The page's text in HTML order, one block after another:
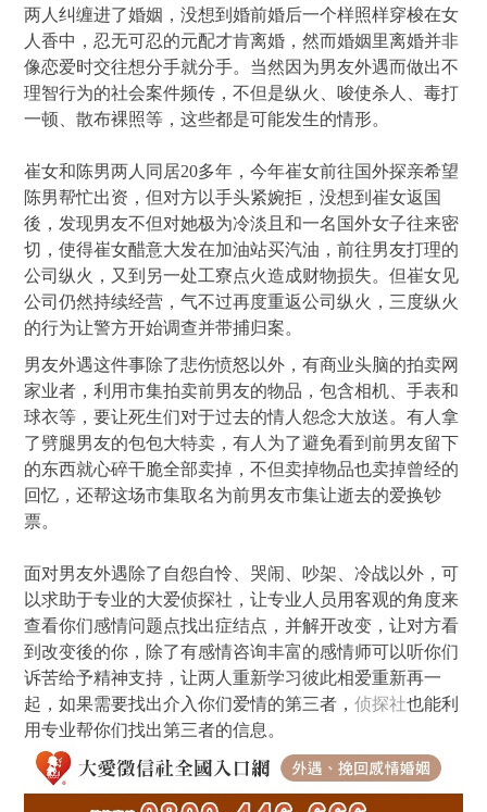
两人纠缠进了婚姻，没想到婚前婚后一个样照样穿梭在女
人香中，忍无可忍的元配才肯离婚，然而婚姻里离婚并非
像恋爱时交往想分手就分手。当然因为男友外遇而做出不
理智行为的社会案件频传，不但是纵火、唆使杀人、毒打
一顿、散布裸照等，这些都是可能发生的情形。
崔女和陈男两人同居20多年，今年崔女前往国外探亲希望
陈男帮忙出资，但对方以手头紧婉拒，没想到崔女返国
後，发现男友不但对她极为冷淡且和一名国外女子往来密
切，使得崔女醋意大发在加油站买汽油，前往男友打理的
公司纵火，又到另一处工寮点火造成财物损失。但崔女见
公司仍然持续经营，气不过再度重返公司纵火，三度纵火
的行为让警方开始调查并带捕归案。
男友外遇这件事除了悲伤愤怒以外，有商业头脑的拍卖网
家业者，利用市集拍卖前男友的物品，包含相机、手表和
球衣等，要让死生们对于过去的情人怨念大放送。有人拿
了劈腿男友的包包大特卖，有人为了避免看到前男友留下
的东西就心碎干脆全部卖掉，不但卖掉物品也卖掉曾经的
回忆，还帮这场市集取名为前男友市集让逝去的爱换钞
票。
面对男友外遇除了自怨自怜、哭闹、吵架、冷战以外，可
以求助于专业的大爱侦探社，让专业人员用客观的角度来
查看你们感情问题点找出症结点，并解开改变，让对方看
到改变後的你，除了有感情咨询丰富的感情师可以听你们
诉苦给予精神支持，让两人重新学习彼此相爱重新再一
起，如果需要找出介入你们爱情的第三者，侦探社也能利
用专业帮你们找出第三者的信息。